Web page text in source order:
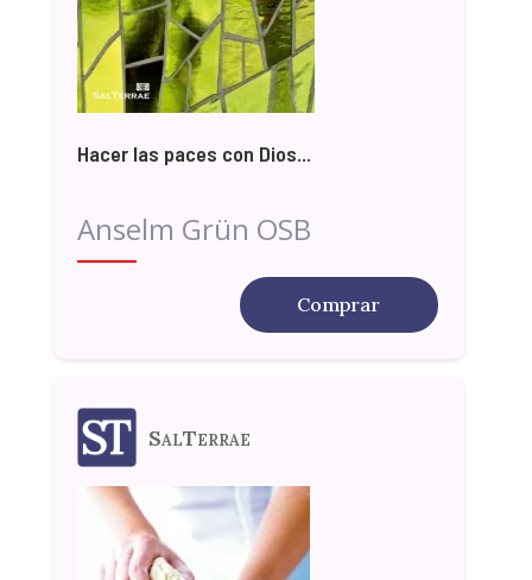
Hacer las paces con Dios...
Anselm Grün OSB
Comprar
SalTerrae